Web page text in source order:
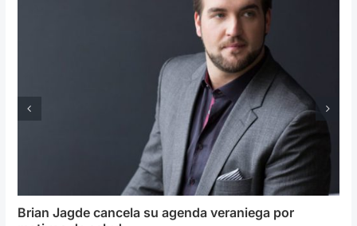
Brian Jagde cancela su agenda veraniega por